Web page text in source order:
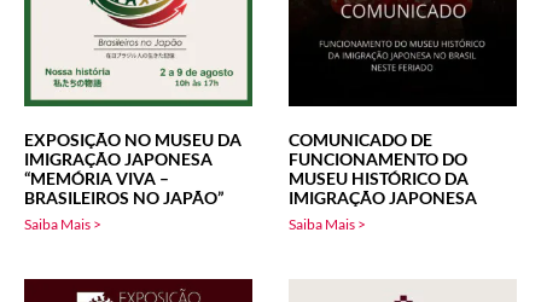
EXPOSIÇÃO NO MUSEU DA
IMIGRAÇÃO JAPONESA
“MEMÓRIA VIVA –
BRASILEIROS NO JAPÃO”
Saiba Mais >
COMUNICADO DE
FUNCIONAMENTO DO
MUSEU HISTÓRICO DA
IMIGRAÇÃO JAPONESA
Saiba Mais >